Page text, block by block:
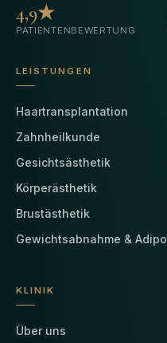
4,9★
PATIENTENBEWERTUNG
LEISTUNGEN
Haartransplantation
Zahnheilkunde
Gesichtsästhetik
Körperästhetik
Brustästhetik
Gewichtsabnahme &
KLINIK
Über uns